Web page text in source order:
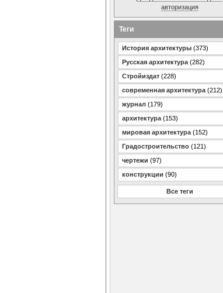
авторизация
Теги
История архитектуры (373)
Русская архитектура (282)
Стройиздат (228)
современная архитектура (212)
журнал (179)
архитектура (153)
мировая архитектура (152)
Градостроительство (121)
чертежи (97)
конструкции (90)
Все теги